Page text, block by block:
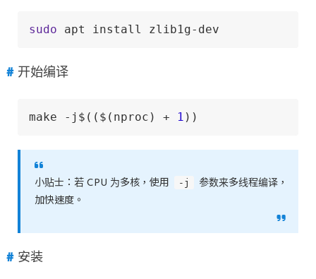
sudo apt install zlib1g-dev
开始编译
make -j$(($(nproc) + 1 ))
小贴士：若 CPU 为多核，使用 -j
参数来多线程编译，
加快速度。
安装